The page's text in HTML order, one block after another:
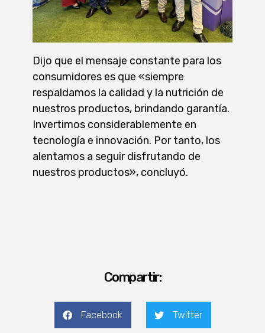
Dijo que el mensaje constante para los
consumidores es que «siempre
respaldamos la calidad y la nutrición de
nuestros productos, brindando garantía.
Invertimos considerablemente en
tecnología e innovación. Por tanto, los
alentamos a seguir disfrutando de
nuestros productos», concluyó.
Compartir:
Facebook Twitter